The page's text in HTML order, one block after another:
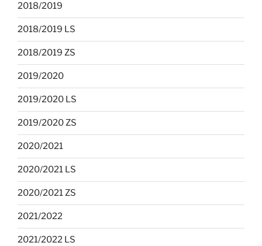
2018/2019
2018/2019 LS
2018/2019 ZS
2019/2020
2019/2020 LS
2019/2020 ZS
2020/2021
2020/2021 LS
2020/2021 ZS
2021/2022
2021/2022 LS